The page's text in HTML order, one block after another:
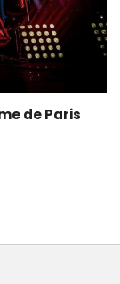
de Paris